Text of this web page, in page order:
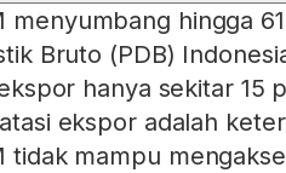
menyumbang hingga
Bruto (PDB)
hanya sekitar 15
ekspor adalah
tidak mampu